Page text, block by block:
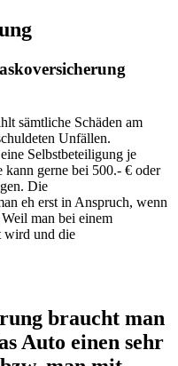
sämtliche Schäden am
Unfällen.
Selbstbeteiligung je
kann gerne bei 500.- € oder
Die
eh erst in Anspruch, wenn
man bei einem
wird und die
braucht man
Auto einen sehr